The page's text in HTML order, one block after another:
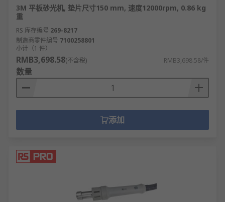
3M 平板砂光机, 垫片尺寸150 mm, 速度12000rpm, 0.86 kg
重
RS 库存编号 269-8217
制造商零件编号 7100258801
小计（1 件）
RMB3,698.58(不含税) RMB3,698.58/件
数量
添加